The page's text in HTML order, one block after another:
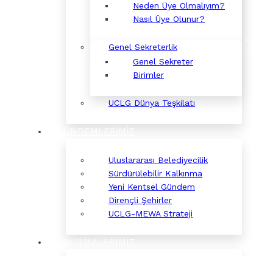
Neden Üye Olmalıyım?
Nasıl Üye Olunur?
Genel Sekreterlik
Genel Sekreter
Birimler
UCLG Dünya Teşkilatı
Uluslararası Belediyecilik
Sürdürülebilir Kalkınma
Yeni Kentsel Gündem
Dirençli Şehirler
UCLG-MEWA Strateji